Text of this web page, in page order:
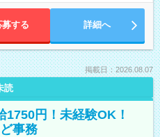
募する 詳細へ
掲載日：2026.08.07
読
円！未経験OK！
事務